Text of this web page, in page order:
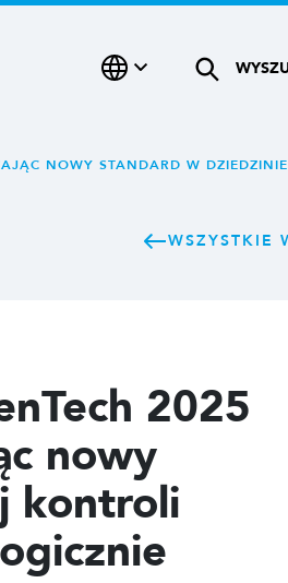
NOWY STANDARD W
WSZYSTKIE
2025
nowy
kontroli